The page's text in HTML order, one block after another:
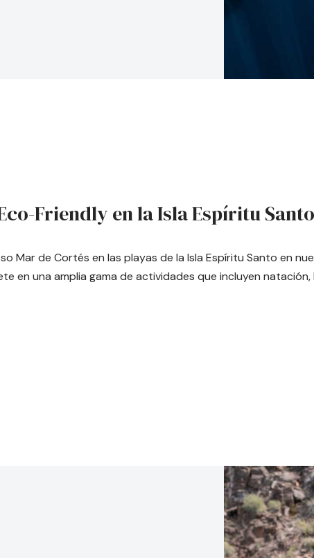
Friendly en la Isla Espíritu Santo
Mar de Cortés en las playas de la Isla Espíritu Santo en
en una amplia gama de actividades que incluyen